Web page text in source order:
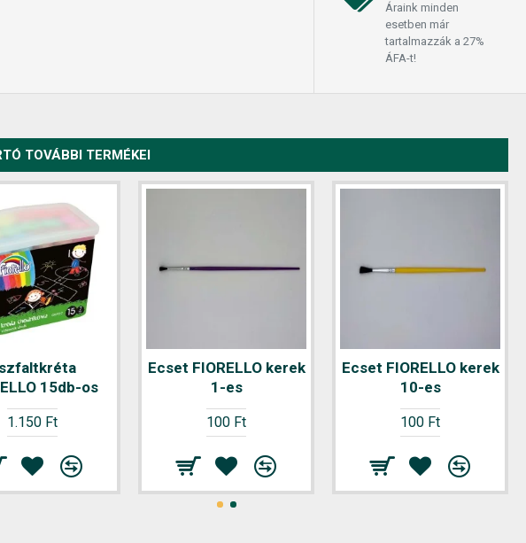
Áraink minden
esetben már
tartalmazzák a 27%
ÁFA-t!
kerek
10-es
100 Ft
Ecset FIORELLO kerek
11-es
100 Ft
TOVÁBBI TERMÉKEI
15db-os
1.150 Ft
Ecset FIORELLO kerek
1-es
100 Ft
Ecset FIORELLO kerek
10-es
100 Ft